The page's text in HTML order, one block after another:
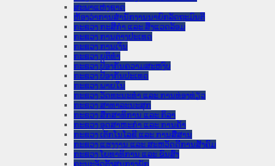
ສະພາແຫ່ງຊາດ
ຫ້ອງວ່າການສຳນັກງານນາຍົກລັດຖະມົນຕີ
ກະຊວງ ກະສິກຳ ແລະ ສິ່ງແວດລ້ອມ
ກະຊວງ ການຕ່າງປະເທດ
ກະຊວງ ການເງິນ
ກະຊວງ ຍຸຕິທໍາ
ກະຊວງ ປ້ອງກັນຄວາມສະຫງົບ
ກະຊວງ ປ້ອງກັນປະເທດ
ກະຊວງ ພາຍໃນ
ກະຊວງ ວັດທະນະທຳ ແລະ ການທ່ອງທ່ຽວ
ກະຊວງ ສາທາລະນະສຸກ
ກະຊວງ ສຶກສາທິການ ແລະ ກິລາ
ກະຊວງ ອຸດສາຫະກຳ ແລະ ການຄ້າ
ກະຊວງ ເຕັກໂນໂລຊີ ແລະ ການສື່ສານ
ກະຊວງ ແຮງງານ ແລະ ສະຫວັດດີການສັງຄົມ
ກະຊວງ ໂຍທາທິການ ແລະ ຂົນສົ່ງ
ຄະນະຈັດຕັ້ງສູນກາງພັກ